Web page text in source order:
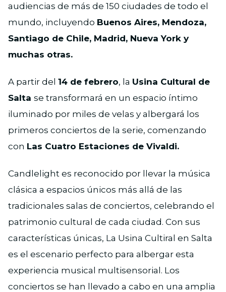
audiencias de más de 150 ciudades de todo el
mundo, incluyendo Buenos Aires, Mendoza,
Santiago de Chile, Madrid, Nueva York y
muchas otras.
A partir del 14 de febrero, la Usina Cultural de
Salta se transformará en un espacio íntimo
iluminado por miles de velas y albergará los
primeros conciertos de la serie, comenzando
con Las Cuatro Estaciones de Vivaldi.
Candlelight es reconocido por llevar la música
clásica a espacios únicos más allá de las
tradicionales salas de conciertos, celebrando el
patrimonio cultural de cada ciudad. Con sus
características únicas, La Usina Cultiral en Salta
es el escenario perfecto para albergar esta
experiencia musical multisensorial. Los
conciertos se han llevado a cabo en una amplia